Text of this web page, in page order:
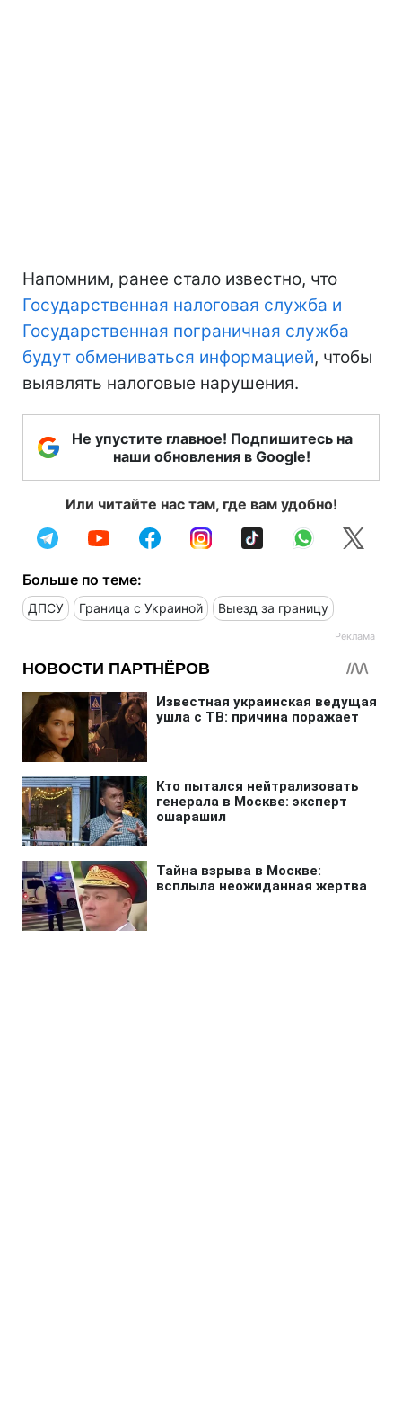
Напомним, ранее стало известно, что
Государственная налоговая служба и
Государственная пограничная служба
будут обмениваться информацией, чтобы
выявлять налоговые нарушения.
Не упустите главное! Подпишитесь на
наши обновления в Google!
Или читайте нас там, где вам удобно!
Больше по теме:
ДПСУ Граница с Украиной Выезд за границу